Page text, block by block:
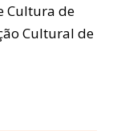
Cultura de
Cultural de